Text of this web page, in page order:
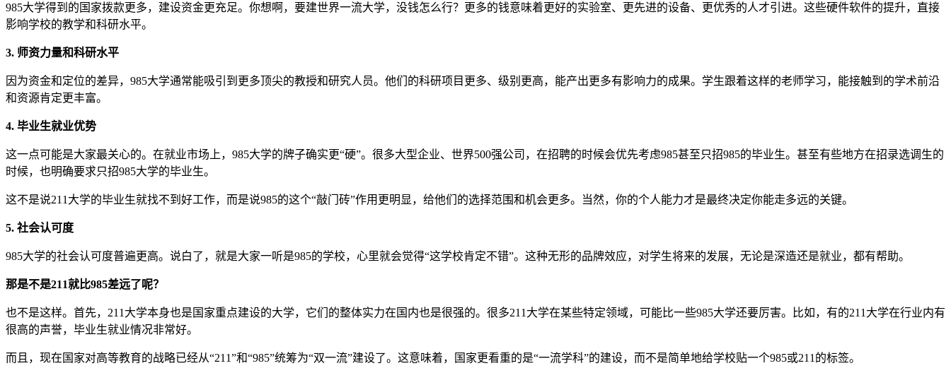
985大学得到的国家拨款更多，建设资金更充足。你想啊，要建世界一流大学，没钱怎么行？更多的钱意味着更好的实验室、更先进的设备、更优秀的人才引进。这些硬件软件的提升，直接
影响学校的教学和科研水平。
3. 师资力量和科研水平
因为资金和定位的差异，985大学通常能吸引到更多顶尖的教授和研究人员。他们的科研项目更多、级别更高，能产出更多有影响力的成果。学生跟着这样的老师学习，能接触到的学术前沿
和资源肯定更丰富。
4. 毕业生就业优势
这一点可能是大家最关心的。在就业市场上，985大学的牌子确实更“硬”。很多大型企业、世界500强公司，在招聘的时候会优先考虑985甚至只招985的毕业生。甚至有些地方在招录选调生的
时候，也明确要求只招985大学的毕业生。
这不是说211大学的毕业生就找不到好工作，而是说985的这个“敲门砖”作用更明显，给他们的选择范围和机会更多。当然，你的个人能力才是最终决定你能走多远的关键。
5. 社会认可度
985大学的社会认可度普遍更高。说白了，就是大家一听是985的学校，心里就会觉得“这学校肯定不错”。这种无形的品牌效应，对学生将来的发展，无论是深造还是就业，都有帮助。
那是不是211就比985差远了呢？
也不是这样。首先，211大学本身也是国家重点建设的大学，它们的整体实力在国内也是很强的。很多211大学在某些特定领域，可能比一些985大学还要厉害。比如，有的211大学在行业内有
很高的声誉，毕业生就业情况非常好。
而且，现在国家对高等教育的战略已经从“211”和“985”统筹为“双一流”建设了。这意味着，国家更看重的是“一流学科”的建设，而不是简单地给学校贴一个985或211的标签。